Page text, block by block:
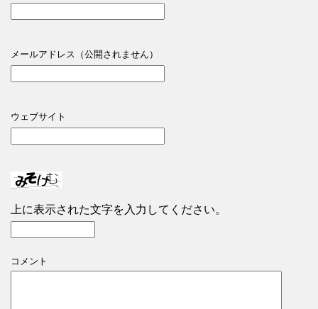
メールアドレス（公開されません）
ウェブサイト
上に表示された文字を入力してください。
コメント